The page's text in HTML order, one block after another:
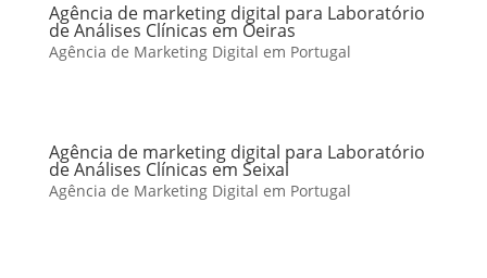
Agência de marketing digital para Laboratório
de Análises Clínicas em Oeiras
Agência de Marketing Digital em Portugal
Agência de marketing digital para Laboratório
de Análises Clínicas em Seixal
Agência de Marketing Digital em Portugal